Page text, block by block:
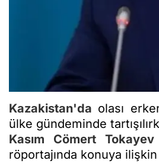
Kazakistan'da olası
ülke gündeminde
Kasım Cömert Tokayev
röportajında konuya